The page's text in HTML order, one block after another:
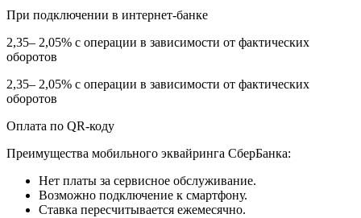
При подключении в интернет-банке
2,35– 2,05% с операции в зависимости от фактических
оборотов
2,35– 2,05% с операции в зависимости от фактических
оборотов
Оплата по QR-коду
Преимущества мобильного эквайринга СберБанка:
Нет платы за сервисное обслуживание.
Возможно подключение к смартфону.
Ставка пересчитывается ежемесячно.